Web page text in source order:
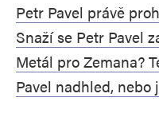
Petr Pavel právě
Snaží se Petr Pavel
Metál pro Zemana?
Pavel nadhled, nebo